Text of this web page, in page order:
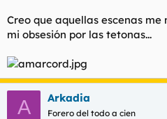
Creo que aquellas escenas
mi obsesión por las tetonas...
A Arkadia
Forero del todo a cien